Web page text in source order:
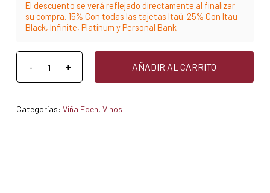
El descuento se verá reflejado directamente al finalizar
su compra. 15% Con todas las tajetas Itaú. 25% Con Itau
Black, Infinite, Platinum y Personal Bank
AÑADIR AL CARRITO
Categorías: Viña Eden, Vinos